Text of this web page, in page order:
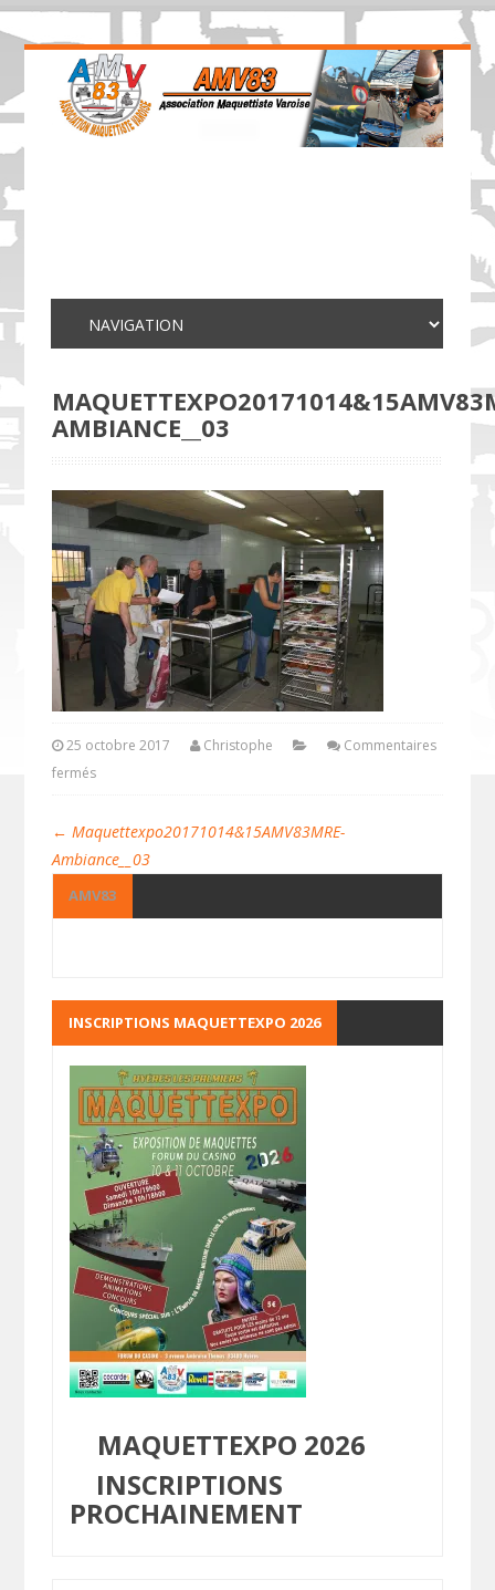
AMBIANCE__03
25 octobre 2017 Christophe
Commentaires
fermés
← Maquettexpo20171014&15AMV83MRE-
Ambiance__03
AMV83
INSCRIPTIONS MAQUETTEXPO 2026
MAQUETTEXPO 2026
INSCRIPTIONS
PROCHAINEMENT